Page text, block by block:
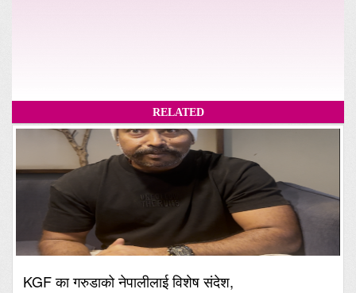
RELATED
KGF का गरुडाको नेपालीलाई विशेष संदेश,